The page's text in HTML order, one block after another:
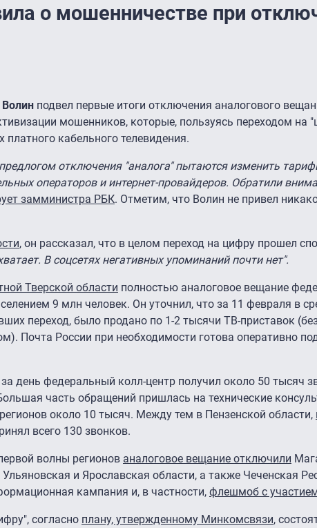
о мошенничестве при
подвел первые итоги отключения аналогового
мошенников, которые, пользуясь переходом на
кабельного телевидения.
отключения "аналога" пытаются изменить
операторов и интернет-провайдеров. Обратили
замминистра РБК. Отметим, что Волин не привел
, он рассказал, что в целом переход на цифру прошел
В соцсетях негативных упоминаний почти нет".
Тверской области полностью аналоговое вещание
9 млн человек. Он уточнил, что за 11 февраля в
переход, было продано по 1-2 тысячи ТВ-приставок
Почта России при необходимости готова оперативно
день федеральный колл-центр получил около 50 тысяч
часть обращений пришлась на технические
около 10 тысяч. Между тем в Пензенской области,
всего 130 звонков.
волны регионов аналоговое вещание отключили
и Ярославская области, а также Чеченская
кампания и, в частности, флешмоб с
согласно плану, утвержденному Минкомсвязи,